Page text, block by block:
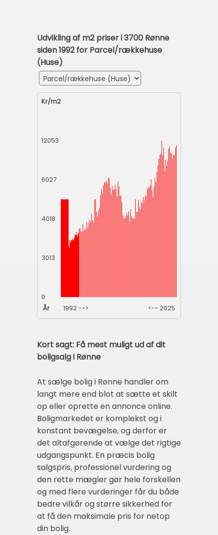
Udvikling af m2 priser i 3700 Rønne
siden 1992 for Parcel/rækkehuse
(Huse)
Kr/m2
12053
6027
4018
3013
0
År
1992 --> <-- 2025
Kort sagt: Få mest muligt ud af dit
boligsalg i Rønne
At sælge bolig i Rønne handler om
langt mere end blot at sætte et skilt
op eller oprette en annonce online.
Boligmarkedet er komplekst og i
konstant bevægelse, og derfor er
det altafgørende at vælge det rigtige
udgangspunkt. En præcis bolig
salgspris, professionel vurdering og
den rette mægler gør hele forskellen
og med flere vurderinger får du både
bedre vilkår og større sikkerhed for
at få den maksimale pris for netop
din bolig.